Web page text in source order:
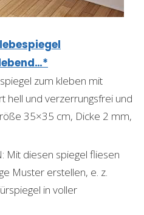
spiegel zum kleben mit
hell und verzerrungsfrei und
35×35 cm, Dicke 2 mm,
Mit diesen spiegel fliesen
Muster erstellen, e. z.
in voller